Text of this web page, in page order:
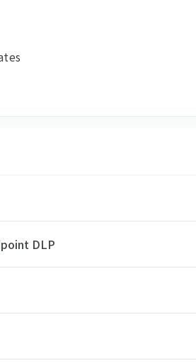
DLP